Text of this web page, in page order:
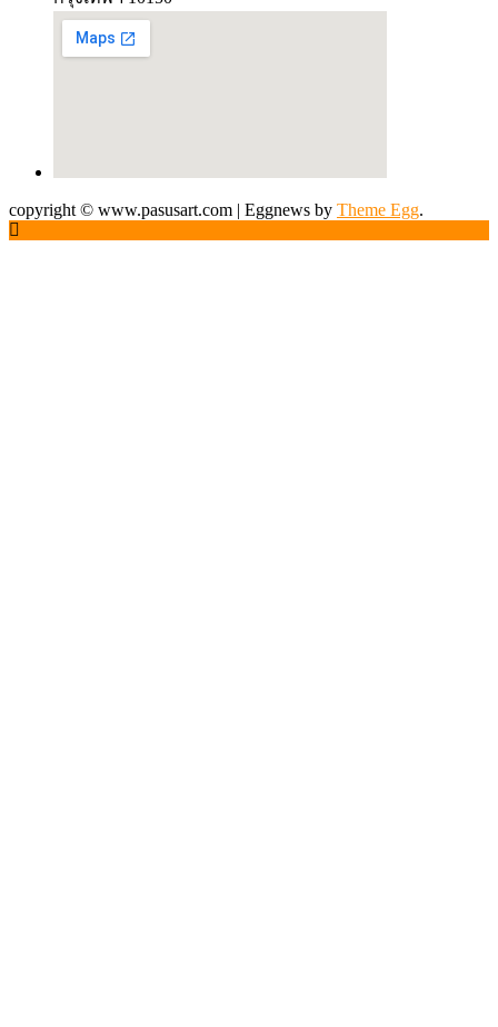
copyright © www.pasusart.com | Eggnews by Theme Egg.